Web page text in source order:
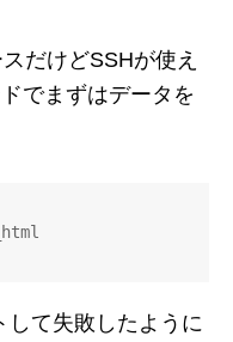
だけどSSHが使え
でまずはデータを
して失敗したように